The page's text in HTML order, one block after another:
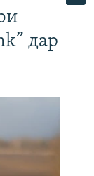
дар